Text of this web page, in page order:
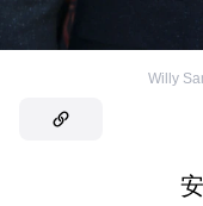
Willy